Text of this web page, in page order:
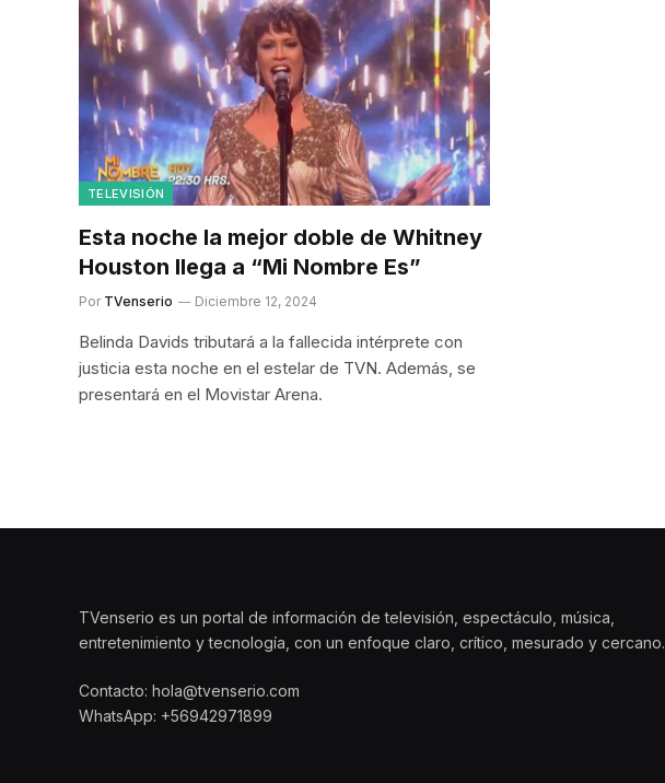
TELEVISIÓN
Esta noche la mejor doble de Whitney
Houston llega a “Mi Nombre Es”
Por TVenserio Diciembre 12, 2024
Belinda Davids tributará a la fallecida intérprete con
justicia esta noche en el estelar de TVN. Además, se
presentará en el Movistar Arena.
TVenserio es un portal de información de televisión, espectáculo, música,
entretenimiento y tecnología, con un enfoque claro, crítico, mesurado y cercano.
Contacto: hola@tvenserio.com
WhatsApp: +56942971899